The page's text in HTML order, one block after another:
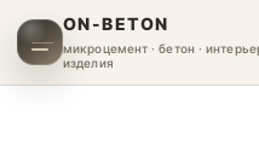
ON-BETON
микроцемент · бетон ·
изделия